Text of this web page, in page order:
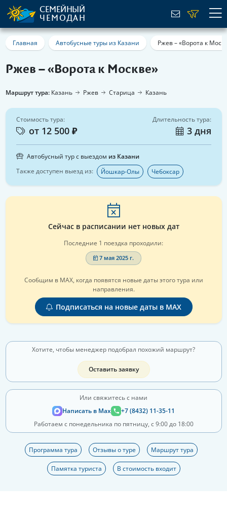
СЕМЕЙНЫЙ
ЧЕМОДАН
Главная Автобусные туры из Казани Ржев – «Ворота к
Ржев – «Ворота к Москве»
Маршрут тура: Казань Ржев Старица Казань
Сейчас в расписании нет новых дат
Последние 1 поездка проходили:
7 мая 2025 г.
Сообщим в MAX, когда появятся новые даты этого тура или
направления.
Подписаться на новые даты в MAX
Хотите, чтобы менеджер подобрал похожий маршрут?
Оставить заявку
Или свяжитесь с нами
Написать в Max
+7 (8432) 11-35-11
Работаем с понедельника по пятницу, с 9:00 до 18:00
Программа тура Отзывы о туре Маршрут тура
Памятка туриста В стоимость входит
Стоимость тура:
от 12 500 ₽
Длительность тура:
3 дня
Автобусный тур с выездом из Казани
Также доступен выезд из:
Йошкар-Олы Чебоксар